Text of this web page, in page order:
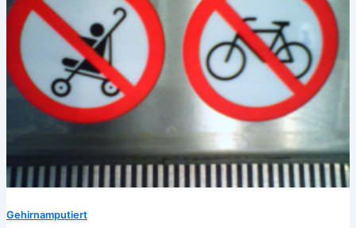
Gehirnamputiert